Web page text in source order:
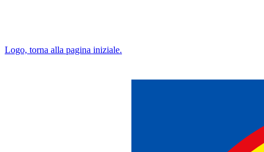
Logo, torna alla pagina iniziale.